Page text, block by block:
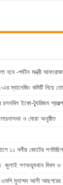
হবে -পর্যটন মন্ত্রী
এর ম্যানেজিং কমিটি নিয়ে
চলনবিল ইকো-ট্যুরিজম
ও দোয়া অনুষ্ঠিত
১১ দলীয় জোটের
গণঅভ্যুথান দিবস ও
এমপি মুহাম্মদ আলী